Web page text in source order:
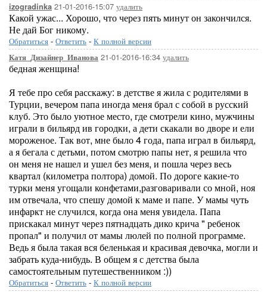
izogradinka 21-01-2016-15:07 удалить
Какой ужас... Хорошо, что через пять минут он закончился.
Не дай Бог никому.
Обратиться - Ответить - К полной версии
Катя_Дизайнер_Иванова 21-01-2016-16:34 удалить
бедная женщина!
Я тебе про себя расскажу: в детстве я жила с родителями в
Турции, вечером папа иногда меня брал с собой в русский
клуб. Это было уютное место, где смотрели кино, мужчины
играли в бильярд ив городки, а дети скакали во дворе и ели
мороженое. Так вот, мне было 4 года, папа играл в бильярд,
а я бегала с детьми, потом смотрю папы нет, я решила что
он меня не нашел и ушел без меня, и пошла через весь
квартал (километра полтора) домой. По дороге какие-то
турки меня угощали конфетами,разговаривали со мной, ноя
им отвечала, что спешу домой к маме и папе. У мамы чуть
инфаркт не случился, когда она меня увидела. Папа
прискакал минут через пятнадцать дико крича " ребенок
пропал" и получил от мамы люлей по полной программе.
Ведь я была такая вся беленькая и красивая девочка, могли и
забрать куда-нибудь. В общем я с детства была
самостоятельным путешественником :))
Обратиться - Ответить - К полной версии